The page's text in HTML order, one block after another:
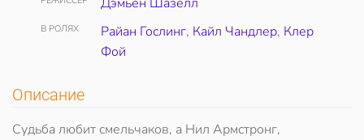
В РОЛЯХ Райан Гослинг, Кайл Чандлер, Клер
Фой
Описание
Судьба любит смельчаков, а Нил Армстронг,